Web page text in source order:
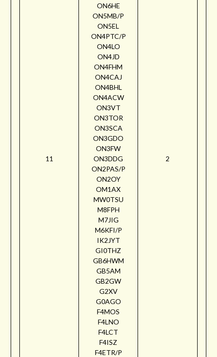
11
ON6HE
ON5MB/P
ON5EL
ON4PTC/P
ON4LO
ON4JD
ON4FHM
ON4CAJ
ON4BHL
ON4ACW
ON3VT
ON3TOR
ON3SCA
ON3GDO
ON3FW
ON3DDG
ON2PAS/P
ON2OY
OM1AX
MW0TSU
M8FPH
M7JIG
M6KFI/P
IK2JYT
GI0THZ
GB6HWM
GB5AM
GB2GW
G2XV
G0AGO
F4MOS
F4LNO
F4LCT
F4ISZ
F4ETR/P
2